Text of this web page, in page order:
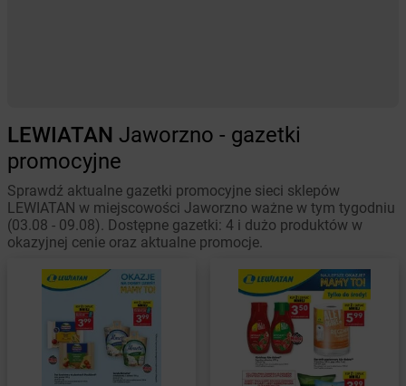
LEWIATAN Jaworzno - gazetki
promocyjne
Sprawdź aktualne gazetki promocyjne sieci sklepów
LEWIATAN w miejscowości Jaworzno ważne w tym tygodniu
(03.08 - 09.08). Dostępne gazetki: 4 i dużo produktów w
okazyjnej cenie oraz aktualne promocje.